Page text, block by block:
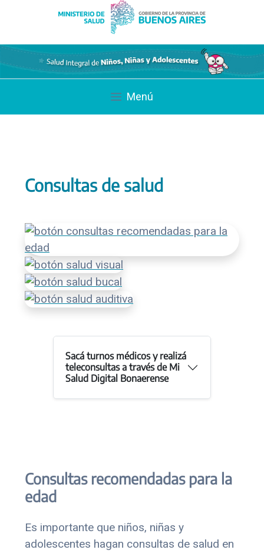
Menú
Consultas de salud
Sacá turnos médicos y realizá
teleconsultas a través de Mi
Salud Digital Bonaerense
Consultas recomendadas para la
edad
Es importante que niños, niñas y
adolescentes hagan consultas de salud en